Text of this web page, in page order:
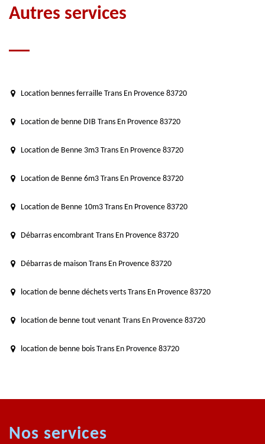
Autres services
Location bennes ferraille Trans En Provence 83720
Location de benne DIB Trans En Provence 83720
Location de Benne 3m3 Trans En Provence 83720
Location de Benne 6m3 Trans En Provence 83720
Location de Benne 10m3 Trans En Provence 83720
Débarras encombrant Trans En Provence 83720
Débarras de maison Trans En Provence 83720
location de benne déchets verts Trans En Provence 83720
location de benne tout venant Trans En Provence 83720
location de benne bois Trans En Provence 83720
Nos services